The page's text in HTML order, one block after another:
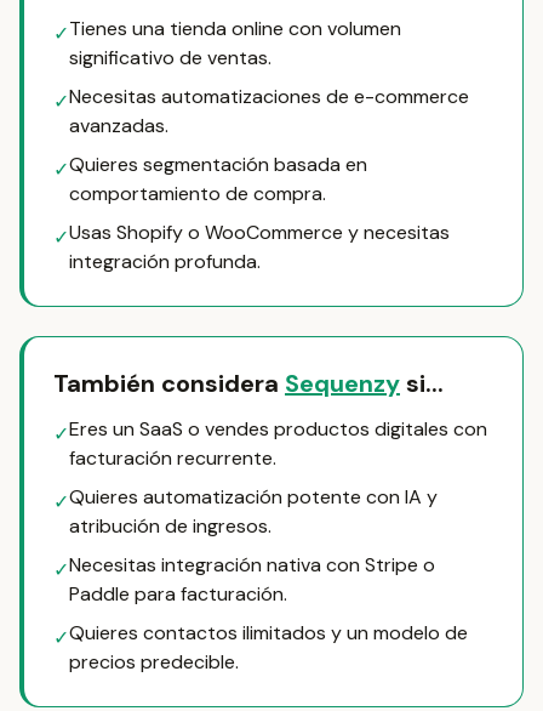
✓Tienes una tienda online con volumen
significativo de ventas.
✓Necesitas automatizaciones de e-commerce
avanzadas.
✓Quieres segmentación basada en
comportamiento de compra.
✓Usas Shopify o WooCommerce y necesitas
integración profunda.
También considera Sequenzysi...
✓Eres un SaaS o vendes productos digitales con
facturación recurrente.
✓Quieres automatización potente con IA y
atribución de ingresos.
✓Necesitas integración nativa con Stripe o
Paddle para facturación.
✓Quieres contactos ilimitados y un modelo de
precios predecible.